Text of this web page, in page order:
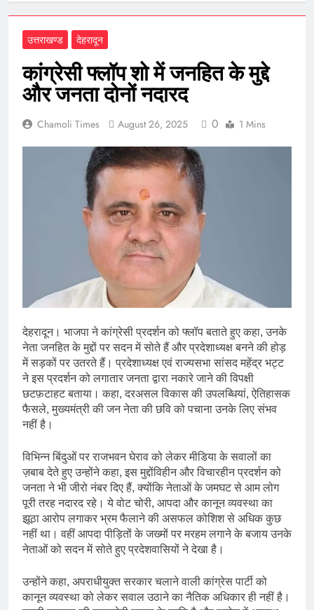
उत्तराखण्ड देहरादून
कांग्रेसी फ्लॉप शो में जनहित के मुद्दे
और जनता दोनों नदारद
Chamoli Times August 26, 2025 0 1 Mins
देहरादून। भाजपा ने कांग्रेसी प्रदर्शन को फ्लॉप बताते हुए कहा, उनके
नेता जनहित के मुद्दों पर सदन में सोते हैं और प्रदेशाध्यक्ष बनने की होड़
में सड़कों पर उतरते हैं। प्रदेशाध्यक्ष एवं राज्यसभा सांसद महेंद्र भट्ट
ने इस प्रदर्शन को लगातार जनता द्वारा नकारे जाने की विपक्षी
छटफ़टाहट बताया। कहा, दरअसल विकास की उपलब्धियां, ऐतिहासक
फैसले, मुख्यमंत्री की जन नेता की छवि को पचाना उनके लिए संभव
नहीं है।
विभिन्न बिंदुओं पर राजभवन घेराव को लेकर मीडिया के सवालों का
ज़बाब देते हुए उन्होंने कहा, इस मुद्दोंविहीन और विचारहीन प्रदर्शन को
जनता ने भी जीरो नंबर दिए हैं, क्योंकि नेताओं के जमघट से आम लोग
पूरी तरह नदारद रहे। ये वोट चोरी, आपदा और कानून व्यवस्था का
झूठा आरोप लगाकर भ्रम फैलाने की असफल कोशिश से अधिक कुछ
नहीं था। वहीं आपदा पीड़ितों के जख्मों पर मरहम लगाने के बजाय उनके
नेताओं को सदन में सोते हुए प्रदेशवासियों ने देखा है।
उन्होंने कहा, अपराधीयुक्त सरकार चलाने वाली कांग्रेस पार्टी को
कानून व्यवस्था को लेकर सवाल उठाने का नैतिक अधिकार ही नहीं है।